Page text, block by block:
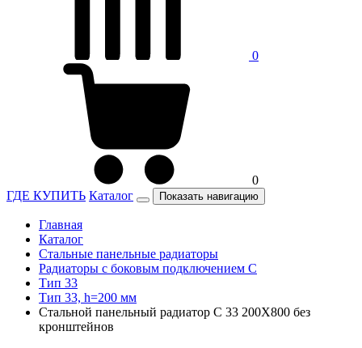
0
0
ГДЕ КУПИТЬ Каталог Показать навигацию
Главная
Каталог
Стальные панельные радиаторы
Радиаторы c боковым подключением C
Тип 33
Тип 33, h=200 мм
Стальной панельный радиатор C 33 200Х800 без
кронштейнов